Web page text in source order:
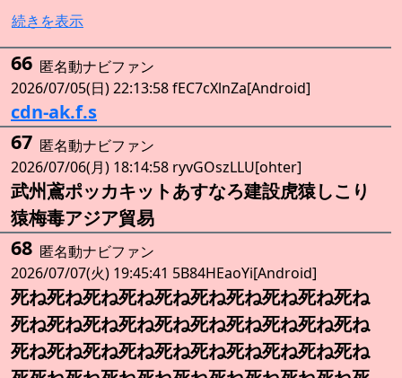
続きを表示
66 匿名動ナビファン
2026/07/05(日) 22:13:58 fEC7cXlnZa[Android]
cdn-ak.f.s
67 匿名動ナビファン
2026/07/06(月) 18:14:58 ryvGOszLLU[ohter]
武州鳶ポッカキットあすなろ建設虎猿しこり
猿梅毒アジア貿易
68 匿名動ナビファン
2026/07/07(火) 19:45:41 5B84HEaoYi[Android]
死ね死ね死ね死ね死ね死ね死ね死ね死ね死ね
死ね死ね死ね死ね死ね死ね死ね死ね死ね死ね
死ね死ね死ね死ね死ね死ね死ね死ね死ね死ね